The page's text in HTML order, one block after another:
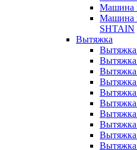
Машина
Машина
SHTAIN
Вытяжка